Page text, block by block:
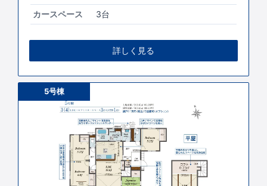
カースペース
3台
詳しく見る
5号棟